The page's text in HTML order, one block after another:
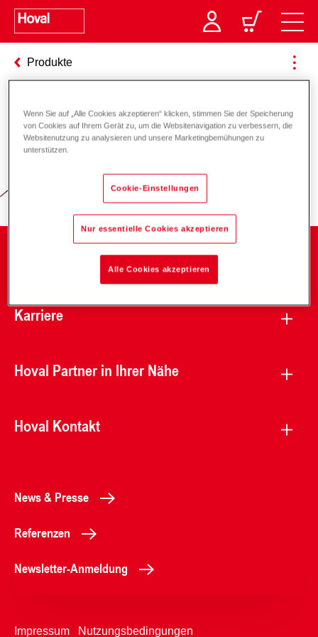
Produkte
Verantwortung für Energie und
Karriere
Hoval Partner in Ihrer Nähe
Hoval Kontakt
News & Presse
Referenzen
Newsletter-Anmeldung
Impressum Nutzungsbedingungen
Wenn Sie auf „Alle Cookies akzeptieren“ klicken, stimmen Sie der Speicherung
von Cookies auf Ihrem Gerät zu, um die Websitenavigation zu verbessern, die
Websitenutzung zu analysieren und unsere Marketingbemühungen zu
unterstützen.
Cookie-Einstellungen
Nur essentielle Cookies akzeptieren
Alle Cookies akzeptieren